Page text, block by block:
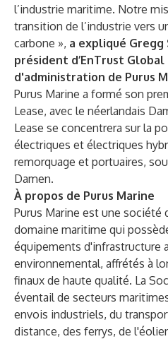
l’industrie maritime. Notre
transition de l’industrie vers
carbone », a expliqué Gregg
président d’EnTrust
d'administration de Purus
Purus Marine a formé son
Lease, avec le néerlandais
Lease se concentrera sur la
électriques et électriques
remorquage et portuaires,
Damen.
À propos de Purus Marine
Purus Marine est une société
domaine maritime qui
équipements d'infrastructure
environnemental, affrétés à
finaux de haute qualité. La
éventail de secteurs
envois industriels, du
distance, des ferrys, de